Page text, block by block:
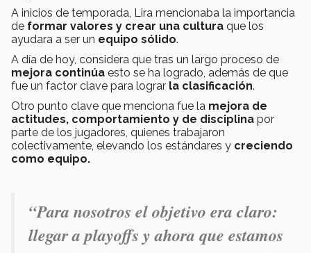
A inicios de temporada, Lira mencionaba la importancia
de formar valores y crear una cultura que los
ayudara a ser un equipo sólido.
A día de hoy, considera que tras un largo proceso de
mejora continúa esto se ha logrado, además de que
fue un factor clave para lograr la clasificación.
Otro punto clave que menciona fue la mejora de
actitudes, comportamiento y de disciplina por
parte de los jugadores, quienes trabajaron
colectivamente, elevando los estándares y creciendo
como equipo.
“Para nosotros el objetivo era claro:
llegar a playoffs y ahora que estamos